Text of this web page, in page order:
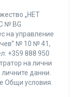
„НЕТ
№ BG
на управление
№ 10 № 41,
+359 888 950
на лични
данни.
Общи условия.